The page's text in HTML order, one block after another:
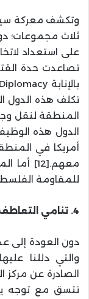
وتكشف معركة
ثلاث مجموعات؛
على استعداد
تصاعدت حدة
تكلف هذه الدول
المنطقة لنقل
الدول هذه
أمريكا في
معهم.[12]
للمقاومة
4. تنامي التعاطف الدولي مع الفلسطينيين:
دون العودة إلى
والتي دللنا
الصادرة عن مركز
تتسق مع توجه